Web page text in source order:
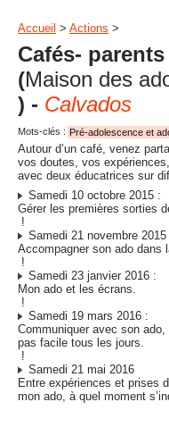
Accueil > Actions >
Cafés-
(Maison des
) - Calvados
Mots-clés : Pré-adolescence et
Autour d’un café, venez
vos doutes, vos
avec deux éducatrices sur
Samedi 10 octobre 2015 :
Gérer les premières sorties
!
Samedi 21 novembre 2015
Accompagner son ado dans
!
Samedi 23 janvier 2016 :
Mon ado et les écrans.
!
Samedi 19 mars 2016 :
Communiquer avec son ado,
pas facile tous les jours.
!
Samedi 21 mai 2016
Entre expériences et prises
mon ado, à quel moment